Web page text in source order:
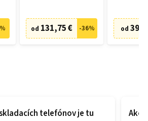
% od 131,75 € -36% od
telefónov je tu Ako